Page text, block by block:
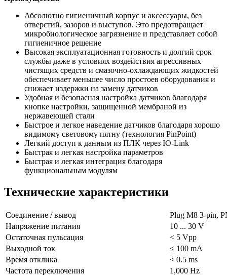
Абсолютно гигиеничный корпус и аксессуары, без
отверстий, зазоров и выступов. Это предотвращает
микробиологическое загрязнение и представляет собой
гигиеничное решение
Высокая эксплуатационная готовность и долгий срок
службы даже в условиях воздействия агрессивных
чистящих средств и смазочно-охлаждающих жидкостей
обеспечивает меньшее число простоев оборудования и
снижает издержки на замену датчиков
Удобная и безопасная настройка датчиков благодаря
кнопке настройки, защищенной мембраной из
нержавеющей стали
Быстрое и легкое наведение датчиков благодаря хорошо
видимому световому пятну (технология PinPoint)
Легкий доступ к данным из ПЛК через IO-Link
Быстрая и легкая настройка параметров
Быстрая и легкая интеграция благодаря
функциональным модулям
Технические характеристики
Cоединение / вывод
Plug M8 3-pin,
Напряжение питания
10 ... 30 V
Остаточная пульсация
< 5 Vpp
Выходной ток
≤ 100 mA
Время отклика
< 0.5 ms
Частота переключения
1,000 Hz